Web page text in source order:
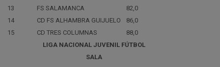
13
FS SALAMANCA
82,0
14
CD FS ALHAMBRA GUIJUELO
86,0
15
CD TRES COLUMNAS
88,0
LIGA NACIONAL JUVENIL FÚTBOL
SALA